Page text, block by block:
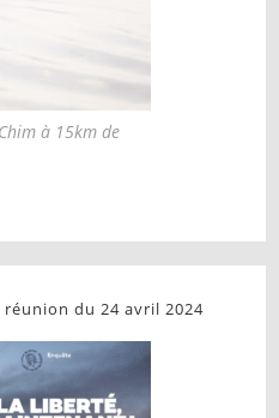
à 15km de
du 24 avril 2024